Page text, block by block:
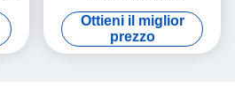
personalizzato
Ottieni il miglior
prezzo